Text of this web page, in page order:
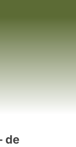
de